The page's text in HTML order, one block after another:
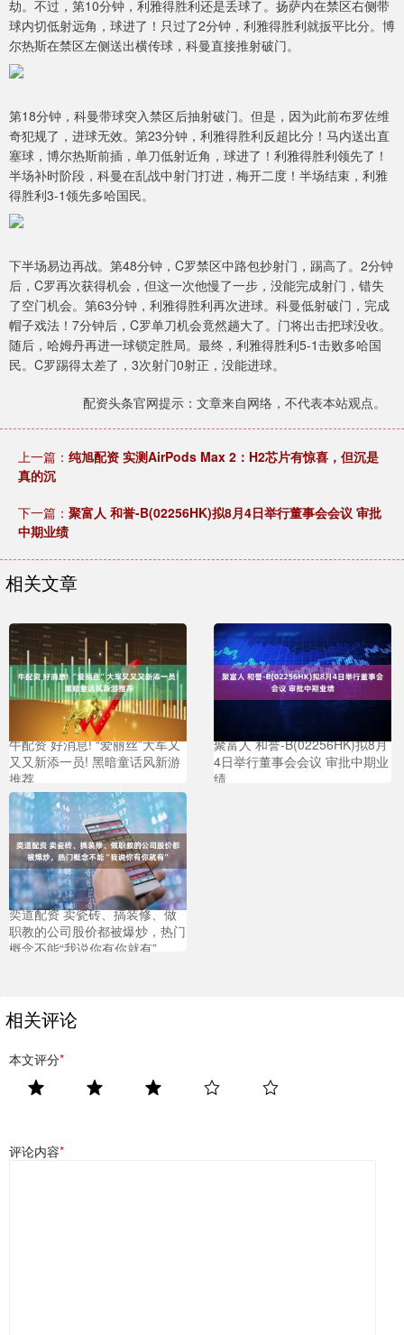
劫。不过，第10分钟，利雅得胜利还是丢球了。扬萨内在禁区右侧带
球内切低射远角，球进了！只过了2分钟，利雅得胜利就扳平比分。博
尔热斯在禁区左侧送出横传球，科曼直接推射破门。
第18分钟，科曼带球突入禁区后抽射破门。但是，因为此前布罗佐维
奇犯规了，进球无效。第23分钟，利雅得胜利反超比分！马内送出直
塞球，博尔热斯前插，单刀低射近角，球进了！利雅得胜利领先了！
半场补时阶段，科曼在乱战中射门打进，梅开二度！半场结束，利雅
得胜利3-1领先多哈国民。
下半场易边再战。第48分钟，C罗禁区中路包抄射门，踢高了。2分钟
后，C罗再次获得机会，但这一次他慢了一步，没能完成射门，错失
了空门机会。第63分钟，利雅得胜利再次进球。科曼低射破门，完成
帽子戏法！7分钟后，C罗单刀机会竟然趟大了。门将出击把球没收。
随后，哈姆丹再进一球锁定胜局。最终，利雅得胜利5-1击败多哈国
民。C罗踢得太差了，3次射门0射正，没能进球。
配资头条官网提示：文章来自网络，不代表本站观点。
上一篇： 纯旭配资 实测AirPods Max 2：H2芯片有惊喜，但沉是
真的沉
下一篇： 聚富人 和誉-B(02256HK)拟8月4日举行董事会会议 审批
中期业绩
相关文章
牛配资 好消息! “爱丽丝”大军又
又又新添一员! 黑暗童话风新游
推荐
聚富人 和誉-B(02256HK)拟8月
4日举行董事会会议 审批中期业
绩
奕道配资 卖瓷砖、搞装修、做
职教的公司股价都被爆炒，热门
概念不能“我说你有你就有”
相关评论
本文评分*
评论内容*